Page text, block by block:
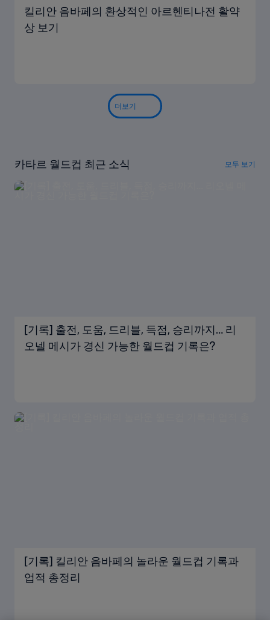
킬리안 음바페의 환상적인 아르헨티나전 활약
상 보기
더보기
카타르 월드컵 최근 소식 모두 보기
[기록] 출전, 도움, 드리블, 득점, 승리까지… 리
오넬 메시가 경신 가능한 월드컵 기록은?
[기록] 킬리안 음바페의 놀라운 월드컵 기록과
업적 총정리